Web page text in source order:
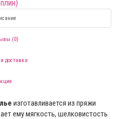
(0)
доставка
изготавливается из пряжи
ему мягкость, шелковистость